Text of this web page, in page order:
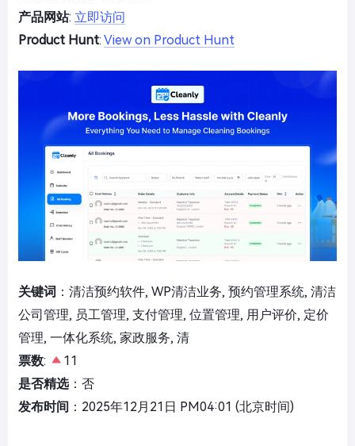
产品网站: 立即访问
Product Hunt: View on Product Hunt
关键词 ：清洁预约软件, WP清洁业务, 预约管理系统, 清洁
公司管理, 员工管理, 支付管理, 位置管理, 用户评价, 定价
管理, 一体化系统, 家政服务, 清
票数:
11
是否精选：否
发布时间 ：2025年12月21日 PM04:01 (北京时间)